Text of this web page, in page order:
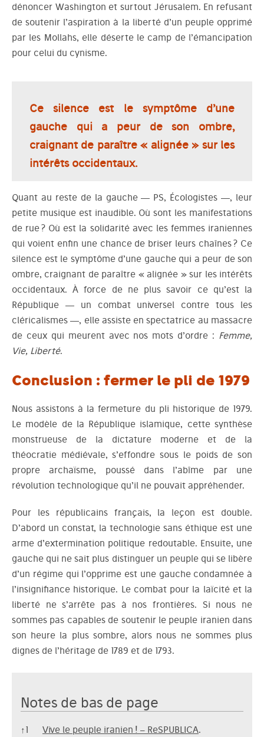
dénoncer Washington et surtout Jérusalem. En refusant
de soutenir l’aspiration à la liberté d’un peuple opprimé
par les Mollahs, elle déserte le camp de l’émancipation
pour celui du cynisme.
Ce silence est le symptôme d’une
gauche qui a peur de son ombre,
craignant de paraître « alignée » sur les
intérêts occidentaux.
Quant au reste de la gauche — PS, Écologistes —, leur
petite musique est inaudible. Où sont les manifestations
de rue ? Où est la solidarité avec les femmes iraniennes
qui voient enfin une chance de briser leurs chaînes ? Ce
silence est le symptôme d’une gauche qui a peur de son
ombre, craignant de paraître « alignée » sur les intérêts
occidentaux. À force de ne plus savoir ce qu’est la
République — un combat universel contre tous les
cléricalismes —, elle assiste en spectatrice au massacre
de ceux qui meurent avec nos mots d’ordre : Femme,
Vie, Liberté.
Conclusion : fermer le pli de 1979
Nous assistons à la fermeture du pli historique de 1979.
Le modèle de la République islamique, cette synthèse
monstrueuse de la dictature moderne et de la
théocratie médiévale, s’effondre sous le poids de son
propre archaïsme, poussé dans l’abîme par une
révolution technologique qu’il ne pouvait appréhender.
Pour les républicains français, la leçon est double.
D’abord un constat, la technologie sans éthique est une
arme d’extermination politique redoutable. Ensuite, une
gauche qui ne sait plus distinguer un peuple qui se libère
d’un régime qui l’opprime est une gauche condamnée à
l’insignifiance historique. Le combat pour la laïcité et la
liberté ne s’arrête pas à nos frontières. Si nous ne
sommes pas capables de soutenir le peuple iranien dans
son heure la plus sombre, alors nous ne sommes plus
dignes de l’héritage de 1789 et de 1793.
Notes de bas de page
Notes de bas de page
↑1 Vive le peuple iranien ! – ReSPUBLICA.